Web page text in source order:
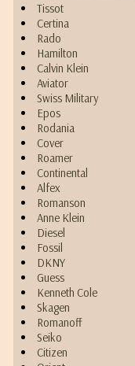
Tissot
Certina
Rado
Hamilton
Calvin Klein
Aviator
Swiss Military
Epos
Rodania
Cover
Roamer
Continental
Alfex
Romanson
Anne Klein
Diesel
Fossil
DKNY
Guess
Kenneth Cole
Skagen
Romanoff
Seiko
Citizen